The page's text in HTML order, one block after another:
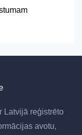
Latvijā reģistrēto
avotu,